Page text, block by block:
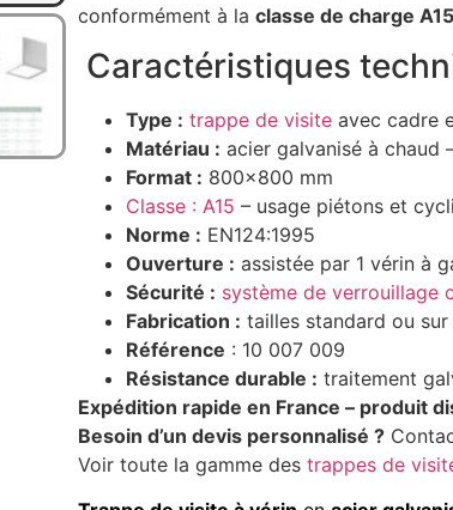
conformément à la classe de charge A15
Caractéristiques
Type : trappe de visiteavec cadre
Matériau : acier galvanisé à chaud
Format : 800×800 mm
Classe : A15 – usage piétons et
Norme : EN124:1995
Ouverture : assistée par 1 vérin à
Sécurité : système de verrouillage
Fabrication : tailles standard ou
Référence : 10 007 009
Résistance durable : traitement
Expédition rapide en France – produit
Besoin d’un devis personnalisé ?
Voir toute la gamme des trappes de